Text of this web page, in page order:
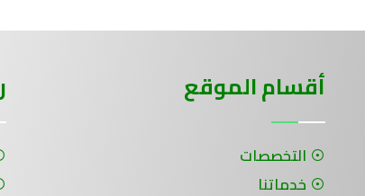
أقسام الموقع
التخصصات
خدماتنا